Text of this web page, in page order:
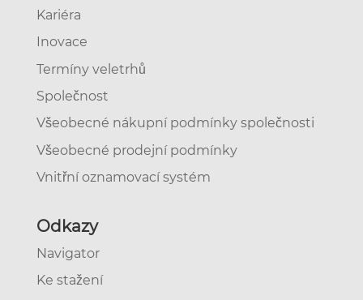
Kariéra
Inovace
Termíny veletrhů
Společnost
Všeobecné nákupní podmínky společnosti
Všeobecné prodejní podmínky
Vnitřní oznamovací systém
Odkazy
Navigator
Ke stažení